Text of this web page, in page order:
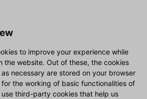
to improve your experience while
the website. Out of these, the cookies
necessary are stored on your browser
the working of basic functionalities of
use third-party cookies that help us